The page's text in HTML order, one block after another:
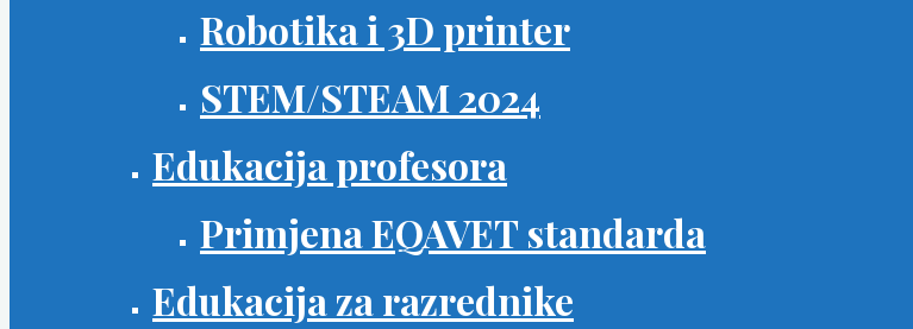
Robotika i 3D printer
STEM/STEAM 2024
Edukacija profesora
Primjena EQAVET standarda
Edukacija za razrednike